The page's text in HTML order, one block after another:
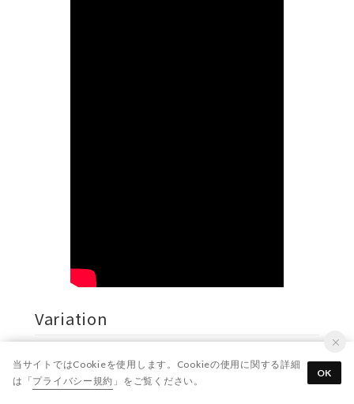
Variation
当サイトではCookieを使用します。Cookieの使用に関する詳細
は「プライバシー規約 」をご覧ください。
OK